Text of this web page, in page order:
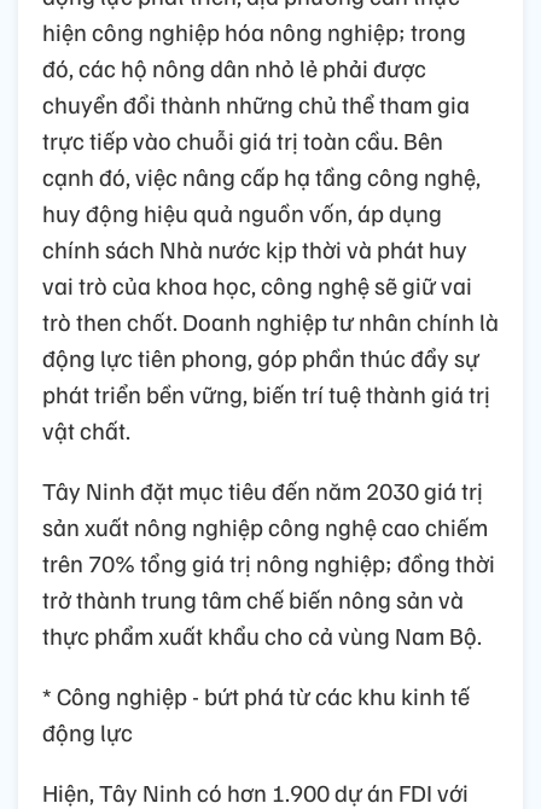
hiện công nghiệp hóa nông nghiệp; trong
đó, các hộ nông dân nhỏ lẻ phải được
chuyển đổi thành những chủ thể tham gia
trực tiếp vào chuỗi giá trị toàn cầu. Bên
cạnh đó, việc nâng cấp hạ tầng công nghệ,
huy động hiệu quả nguồn vốn, áp dụng
chính sách Nhà nước kịp thời và phát huy
vai trò của khoa học, công nghệ sẽ giữ vai
trò then chốt. Doanh nghiệp tư nhân chính là
động lực tiên phong, góp phần thúc đẩy sự
phát triển bền vững, biến trí tuệ thành giá trị
vật chất.
Tây Ninh đặt mục tiêu đến năm 2030 giá trị
sản xuất nông nghiệp công nghệ cao chiếm
trên 70% tổng giá trị nông nghiệp; đồng thời
trở thành trung tâm chế biến nông sản và
thực phẩm xuất khẩu cho cả vùng Nam Bộ.
* Công nghiệp - bứt phá từ các khu kinh tế
động lực
Hiện, Tây Ninh có hơn 1.900 dự án FDI với